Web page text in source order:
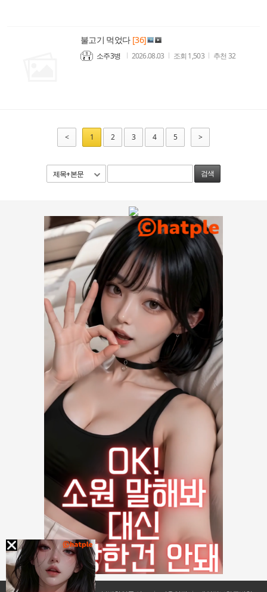
불고기 먹었다 [36]
소주3병 2026.08.03 조회 1,503 추천 32
< 1 2 3 4 5 >
제목+본문 검색